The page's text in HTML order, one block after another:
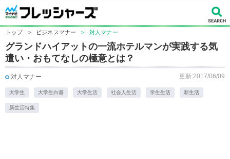
トップ > ビジネスマナー > 対人マナー
グランドハイアットの一流ホテルマンが実践する気
遣い・おもてなしの極意とは？
対人マナー 更新:2017/06/09
大学生 大学生白書 大学生活 社会人生活 学生生活 新生活
新生活特集